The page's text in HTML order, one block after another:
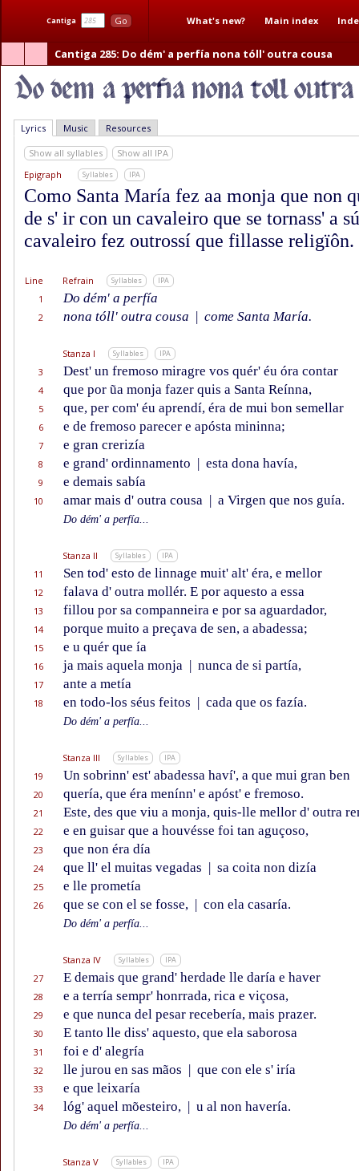
Cantiga Go What's new? Main index
Cantiga 285: Do dém' a perfía nona tóll' outra cousa
Lyrics Music Resources
Show all syllables
Show all IPA
Epigraph
Syllables IPA
Como Santa María fez aa monja que non
de s' ir con un cavaleiro que se tornass' a
cavaleiro fez outrossí que fillasse religïôn.
Line Refrain Syllables IPA
1 Do dém' a perfía
2 nona tóll' outra cousa | come Santa María.
Stanza I Syllables IPA
3 Dest' un fremoso miragre vos quér' éu óra contar
4 que por ũa monja fazer quis a Santa Reínna,
5 que, per com' éu aprendí, éra de mui bon semellar
6 e de fremoso parecer e apósta mininna;
7 e gran crerizía
8 e grand' ordinnamento | esta dona havía,
9 e demais sabía
10 amar mais d' outra cousa | a Virgen que nos guía.
Do dém' a perfía...
Stanza II Syllables IPA
11 Sen tod' esto de linnage muit' alt' éra, e mellor
12 falava d' outra mollér. E por aquesto a essa
13 fillou por sa companneira e por sa aguardador,
14 porque muito a preçava de sen, a abadessa;
15 e u quér que ía
16 ja mais aquela monja | nunca de si partía,
17 ante a metía
18 en todo-los séus feitos | cada que os fazía.
Do dém' a perfía...
Stanza III Syllables IPA
19 Un sobrinn' est' abadessa haví', a que mui gran ben
20 quería, que éra menínn' e apóst' e fremoso.
21 Este, des que viu a monja, quis-lle mellor d' outra
22 e en guisar que a houvésse foi tan aguçoso,
23 que non éra día
24 que ll' el muitas vegadas | sa coita non dizía
25 e lle prometía
26 que se con el se fosse, | con ela casaría.
Do dém' a perfía...
Stanza IV Syllables IPA
27 E demais que grand' herdade lle daría e haver
28 e a terría sempr' honrrada, rica e viçosa,
29 e que nunca del pesar recebería, mais prazer.
30 E tanto lle diss' aquesto, que ela saborosa
31 foi e d' alegría
32 lle jurou en sas mãos | que con ele s' iría
33 e que leixaría
34 lóg' aquel mõesteiro, | u al non havería.
Do dém' a perfía...
Stanza V Syllables IPA